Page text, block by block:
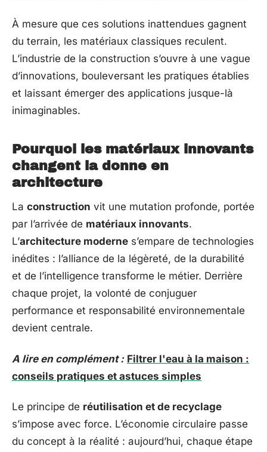
À mesure que ces solutions inattendues gagnent
du terrain, les matériaux classiques reculent.
L’industrie de la construction s’ouvre à une vague
d’innovations, bouleversant les pratiques établies
et laissant émerger des applications jusque-là
inimaginables.
Pourquoi les matériaux innovants
changent la donne en
architecture
La construction vit une mutation profonde, portée
par l’arrivée de matériaux innovants.
L’architecture moderne s’empare de technologies
inédites : l’alliance de la légèreté, de la durabilité
et de l’intelligence transforme le métier. Derrière
chaque projet, la volonté de conjuguer
performance et responsabilité environnementale
devient centrale.
A lire en complément : Filtrer l'eau à la maison :
conseils pratiques et astuces simples
Le principe de réutilisation et de recyclage
s’impose avec force. L’économie circulaire passe
du concept à la réalité : aujourd’hui, chaque étape